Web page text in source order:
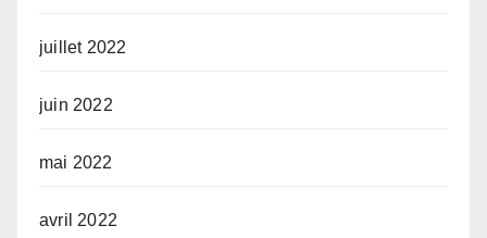
juillet 2022
juin 2022
mai 2022
avril 2022